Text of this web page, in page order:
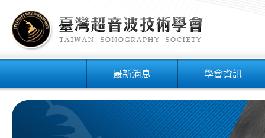
最新消息 學會資訊